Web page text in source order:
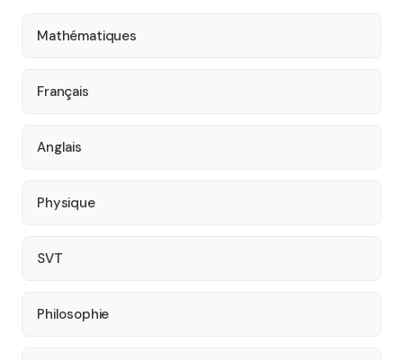
Mathématiques
Français
Anglais
Physique
SVT
Philosophie